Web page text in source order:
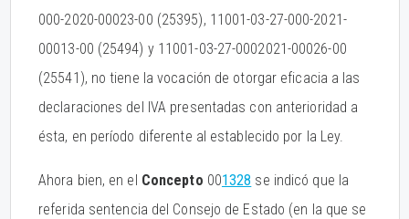
000-2020-00023-00 (25395), 11001-03-27-000-2021-
00013-00 (25494) y 11001-03-27-0002021-00026-00
(25541), no tiene la vocación de otorgar eficacia a las
declaraciones del IVA presentadas con anterioridad a
ésta, en período diferente al establecido por la Ley.
Ahora bien, en el Concepto 001328 se indicó que la
referida sentencia del Consejo de Estado (en la que se